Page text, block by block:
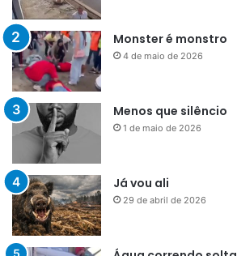
Monster é monstro
4 de maio de 2026
Menos que silêncio
1 de maio de 2026
Já vou ali
29 de abril de 2026